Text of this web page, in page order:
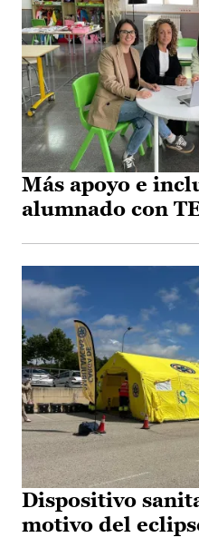
Más apoyo e
alumnado con
Dispositivo
motivo del